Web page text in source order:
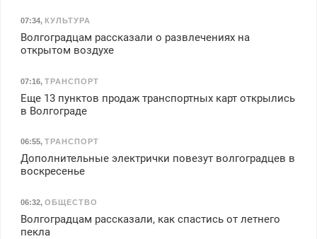
07:34, КУЛЬТУРА
Волгоградцам рассказали о развлечениях на
открытом воздухе
07:16, ТРАНСПОРТ
Еще 13 пунктов продаж транспортных карт открылись
в Волгограде
06:55, ТРАНСПОРТ
Дополнительные электрички повезут волгоградцев в
воскресенье
06:32, ОБЩЕСТВО
Волгоградцам рассказали, как спастись от летнего
пекла